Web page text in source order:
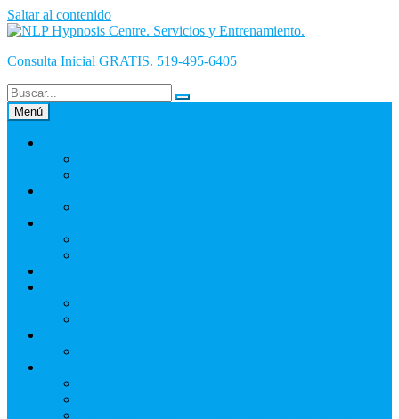
Saltar al contenido
Consulta Inicial GRATIS. 519-495-6405
Menú